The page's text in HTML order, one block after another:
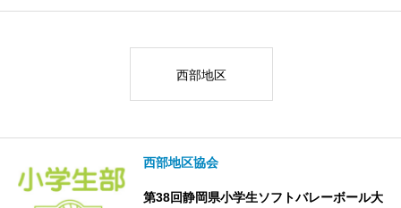
西部地区
西部地区協会
第38回静岡県小学生ソフトバレーボール大